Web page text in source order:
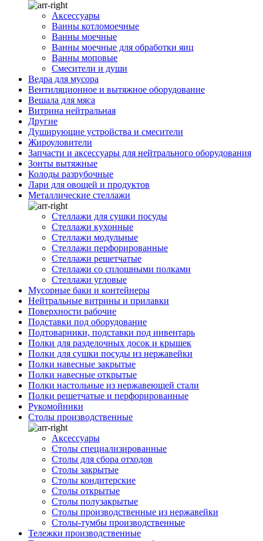
Аксессуары
Ванны котломоечные
Ванны моечные
Ванны моечные для обработки яиц
Ванны моповые
Смесители и души
Ведра для мусора
Вентиляционное и вытяжное оборудование
Вешала для мяса
Витрина нейтральная
Другие
Душирующие устройства и смесители
Жироуловители
Запчасти и аксессуары для нейтрального оборудования
Зонты вытяжные
Колоды разрубочные
Лари для овощей и продуктов
Металлические стеллажи
Стеллажи для сушки посуды
Стеллажи кухонные
Стеллажи модульные
Стеллажи перфорированные
Стеллажи решетчатые
Стеллажи со сплошными полками
Стеллажи угловые
Мусорные баки и контейнеры
Нейтральные витрины и прилавки
Поверхности рабочие
Подставки под оборудование
Подтоварники, подставки под инвентарь
Полки для разделочных досок и крышек
Полки для сушки посуды из нержавейки
Полки навесные закрытые
Полки навесные открытые
Полки настольные из нержавеющей стали
Полки решетчатые и перфорированные
Рукомойники
Столы производственные
Аксессуары
Столы специализированные
Столы для сбора отходов
Столы закрытые
Столы кондитерские
Столы открытые
Столы полузакрытые
Столы производственные из нержавейки
Столы-тумбы производственные
Тележки производственные